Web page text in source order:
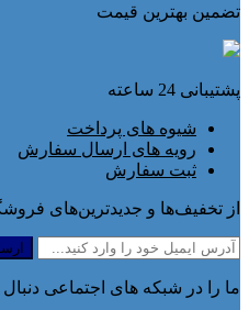
تضمین بهترین قیمت
پشتیبانی 24 ساعته
شیوه های پرداخت
رویه های ارسال سفارش
ثبت سفارش
از تخفیف‌ها و جدیدترین‌های
ما را در شبکه های اجتماعی دنبال